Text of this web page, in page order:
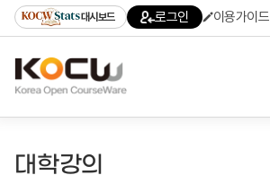
기
기
기
content)
가
대시보드 로그인 이용가이드
대학강의